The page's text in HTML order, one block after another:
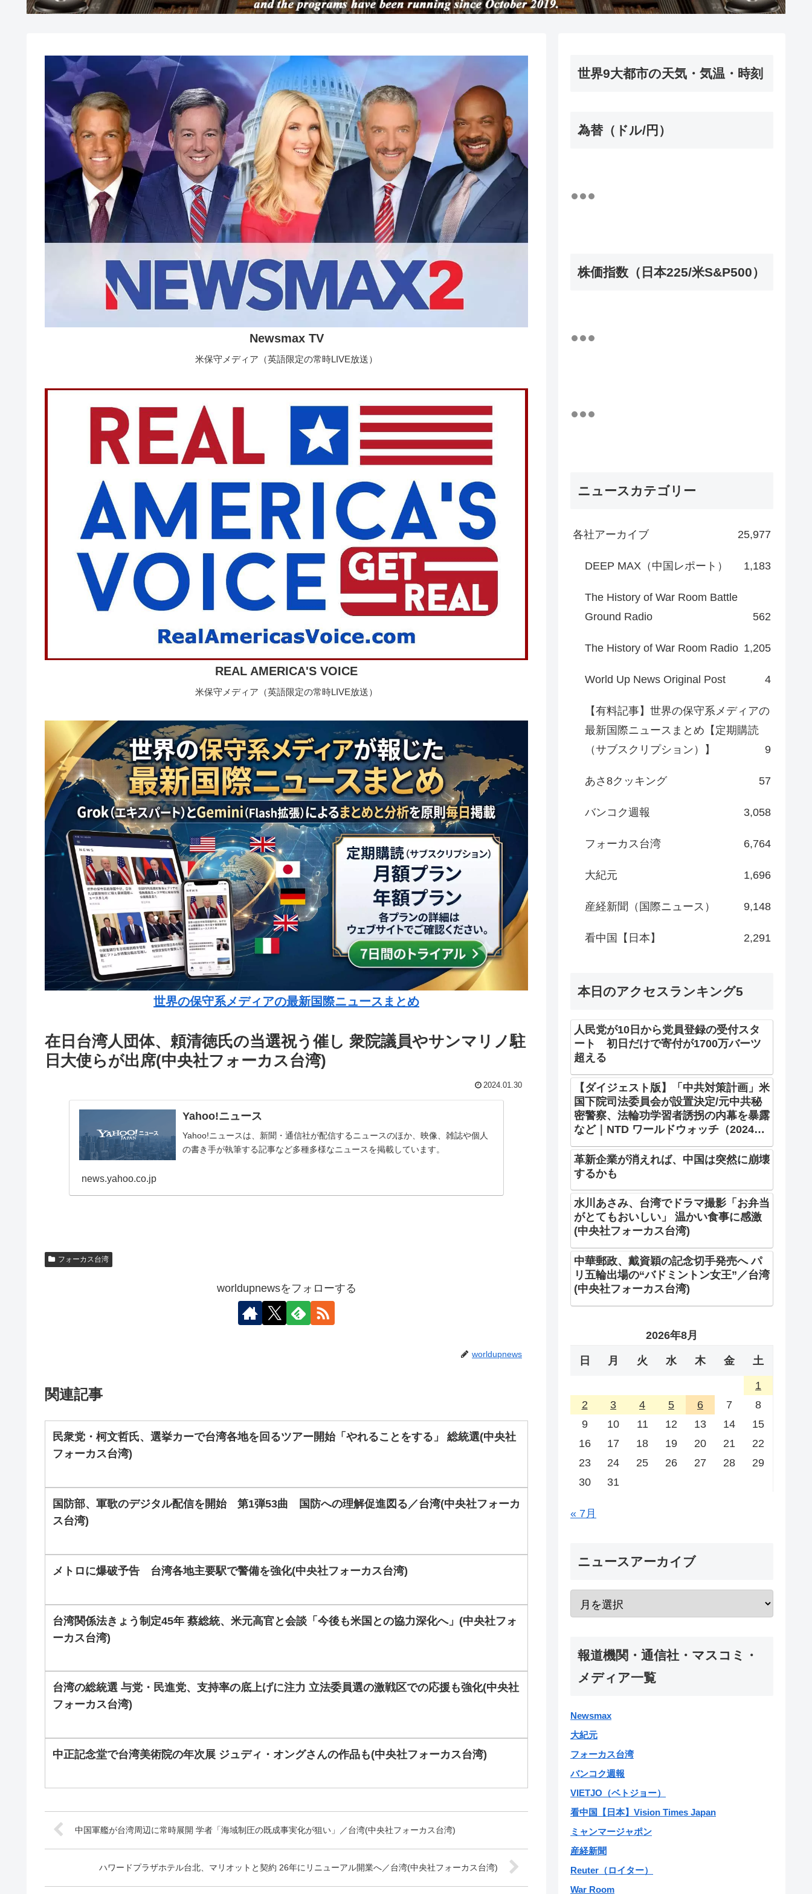
Newsmax TV
米保守メディア（英語限定の常時LIVE放送）
REAL AMERICA'S VOICE
米保守メディア（英語限定の常時LIVE放送）
世界の保守系メディアの最新国際ニュースまとめ
在日台湾人団体、頼清徳氏の当選祝う催し 衆院議員やサンマリノ駐
日大使らが出席(中央社フォーカス台湾)
2024.01.30
Yahoo!ニュース
Yahoo!ニュースは、新聞・通信社が配信するニュースのほか、映像、雑誌や個人
の書き手が執筆する記事など多種多様なニュースを掲載しています。
news.yahoo.co.jp
フォーカス台湾
worldupnewsをフォローする
worldupnews
関連記事
民衆党・柯文哲氏、選挙カーで台湾各地を回るツアー開始「やれることをする」 総統選(中央社
フォーカス台湾)
国防部、軍歌のデジタル配信を開始 第1弾53曲 国防への理解促進図る／台湾(中央社フォーカ
ス台湾)
メトロに爆破予告 台湾各地主要駅で警備を強化(中央社フォーカス台湾)
台湾関係法きょう制定45年 蔡総統、米元高官と会談「今後も米国との協力深化へ」(中央社フォ
ーカス台湾)
台湾の総統選 与党・民進党、支持率の底上げに注力 立法委員選の激戦区での応援も強化(中央社
フォーカス台湾)
中正記念堂で台湾美術院の年次展 ジュディ・オングさんの作品も(中央社フォーカス台湾)
中国軍艦が台湾周辺に常時展開 学者「海域制圧の既成事実化が狙い」／台湾(中央社フォーカス台湾)
ハワードプラザホテル台北、マリオットと契約 26年にリニューアル開業へ／台湾(中央社フォーカス台湾)
世界9大都市の天気・気温・時刻
為替（ドル/円）
株価指数（日本225/米S&P500）
ニュースカテゴリー
各社アーカイブ 25,977
DEEP MAX（中国レポート） 1,183
The History of War Room Battle
Ground Radio
562
The History of War Room Radio 1,205
World Up News Original Post 4
【有料記事】世界の保守系メディアの
最新国際ニュースまとめ【定期購読
（サブスクリプション）】
9
あさ8クッキング 57
バンコク週報 3,058
フォーカス台湾 6,764
大紀元 1,696
産経新聞（国際ニュース） 9,148
看中国【日本】 2,291
本日のアクセスランキング5
人民党が10日から党員登録の受付スタ
ート 初日だけで寄付が1700万バーツ
超える
【ダイジェスト版】「中共対策計画」米
国下院司法委員会が設置決定/元中共秘
密警察、法輪功学習者誘拐の内幕を暴露
など｜NTD ワールドウォッチ（2024年
革新企業が消えれば、中国は突然に崩壊
するかも
水川あさみ、台湾でドラマ撮影「お弁当
がとてもおいしい」 温かい食事に感激
(中央社フォーカス台湾)
中華郵政、戴資穎の記念切手発売へ パ
リ五輪出場の“バドミントン女王”／台湾
(中央社フォーカス台湾)
2026年8月
日 月 火 水 木 金 土
1
2
3 4 5 6 7
8
9
10 11 12 13 14
15
16
17 18 19 20 21
22
23
24 25 26 27 28
29
30
31
« 7月
ニュースアーカイブ
報道機関・通信社・マスコミ・
メディア一覧
Newsmax
大紀元
フォーカス台湾
バンコク週報
VIETJO（ベトジョー）
看中国【日本】Vision Times Japan
ミャンマージャポン
産経新聞
Reuter（ロイター）
War Room